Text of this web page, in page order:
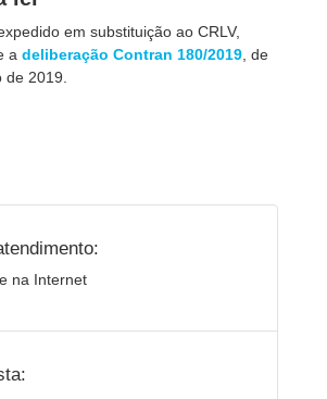
em substituição ao CRLV,
a deliberação Contran 180/2019 , de
2019.
na Internet